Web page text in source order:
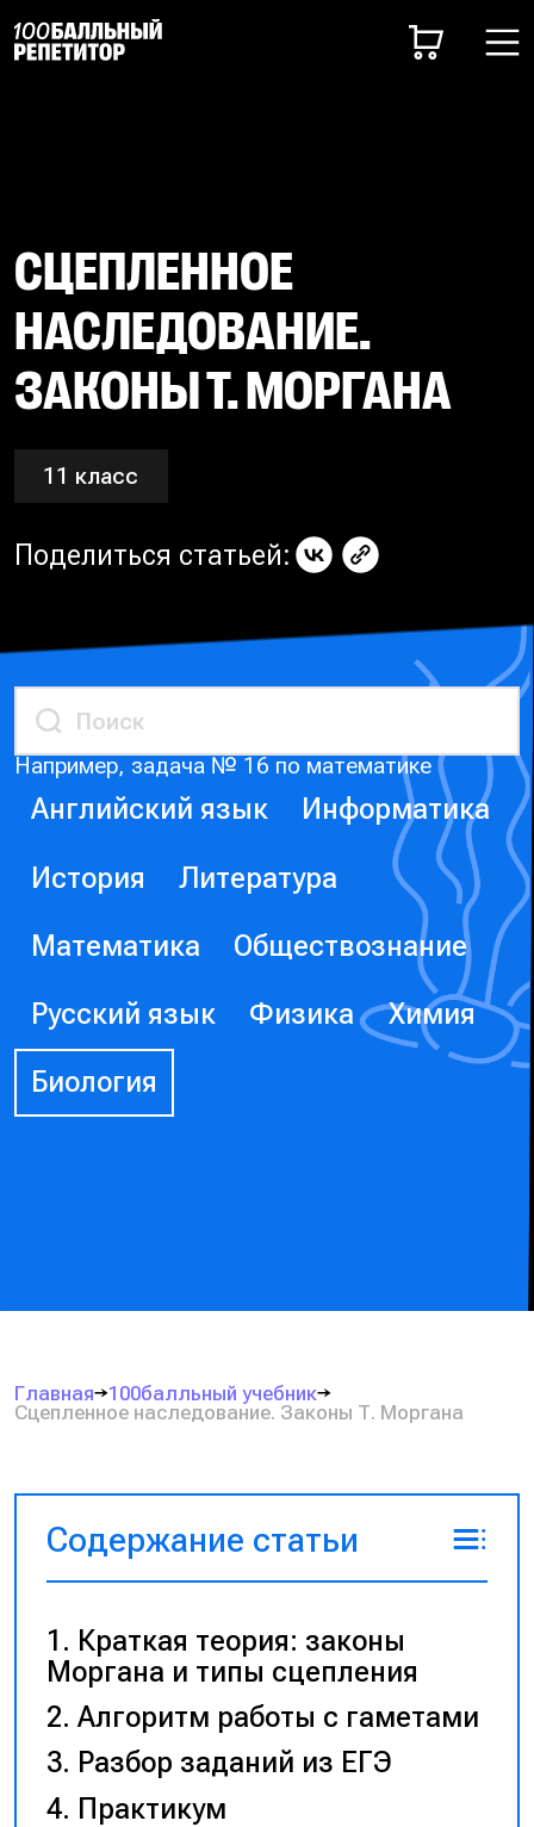
СЦЕПЛЕННОЕ
НАСЛЕДОВАНИЕ.
ЗАКОНЫ Т. МОРГАНА
11 класс
Поделиться статьей:
Например, задача № 16 по математике
Английский язык Информатика
История Литература
Математика Обществознание
Русский язык Физика Химия
Биология
Главная
100балльный учебник
Сцепленное наследование. Законы Т. Моргана
Содержание статьи
Краткая теория: законы
Моргана и типы сцепления
Алгоритм работы с гаметами
Разбор заданий из ЕГЭ
Практикум